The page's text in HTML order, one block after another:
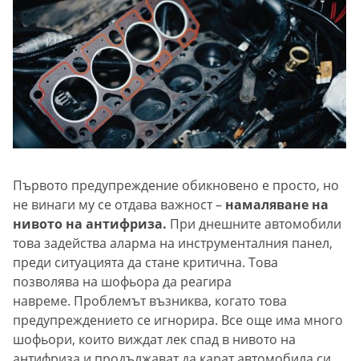
Първото предупреждение обикновено е просто, но
не винаги му се отдава важност – намаляване на
нивото на антифриза. При днешните автомобили
това задейства аларма на инструменталния панел,
преди ситуацията да стане критична. Това
позволява на шофьора да реагира
навреме. Проблемът възниква, когато това
предупреждението се игнорира. Все още има много
шофьори, които виждат лек спад в нивото на